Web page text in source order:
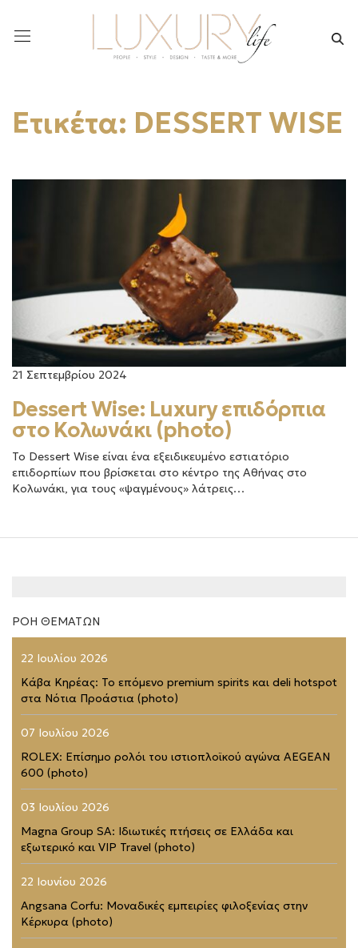
Ετικέτα: DESSERT WISE
21 Σεπτεμβρίου 2024
Dessert Wise: Luxury επιδόρπια
στο Κολωνάκι (photo)
Το Dessert Wise είναι ένα εξειδικευμένο εστιατόριο
επιδορπίων που βρίσκεται στο κέντρο της Αθήνας στο
Κολωνάκι, για τους «ψαγμένους» λάτρεις…
ΡΟΗ ΘΕΜΑΤΩΝ
22 Ιουλίου 2026
Κάβα Κηρέας: Το επόμενο premium spirits και deli hotspot
στα Νότια Προάστια (photo)
07 Ιουλίου 2026
ROLEX: Επίσημο ρολόι του ιστιοπλοϊκού αγώνα AEGEAN
600 (photo)
03 Ιουλίου 2026
Magna Group SA: Ιδιωτικές πτήσεις σε Ελλάδα και
εξωτερικό και VIP Travel (photo)
22 Ιουνίου 2026
Angsana Corfu: Μοναδικές εμπειρίες φιλοξενίας στην
Κέρκυρα (photo)